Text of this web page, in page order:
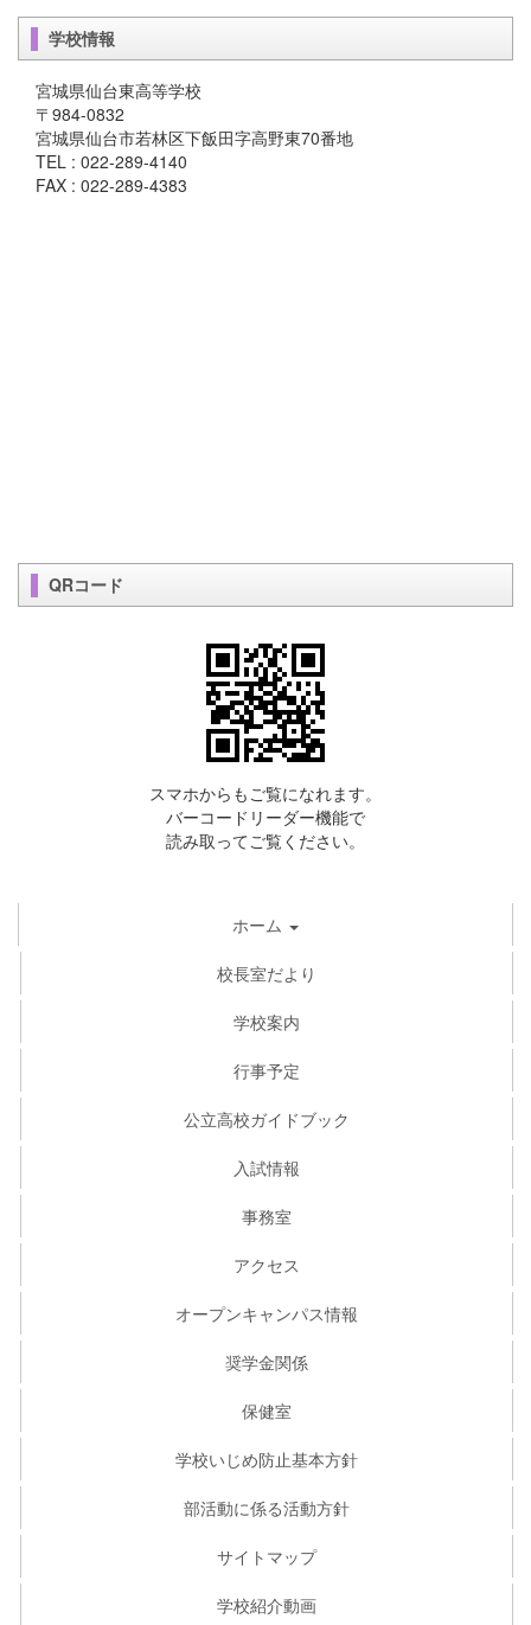
学校情報
宮城県仙台東高等学校
〒984-0832
宮城県仙台市若林区下飯田字高野東70番地
TEL : 022-289-4140
FAX : 022-289-4383
QRコード
スマホからもご覧になれます。
バーコードリーダー機能で
読み取ってご覧ください。
ホーム
校長室だより
学校案内
行事予定
公立高校ガイドブック
入試情報
事務室
アクセス
オープンキャンパス情報
奨学金関係
保健室
学校いじめ防止基本方針
部活動に係る活動方針
サイトマップ
学校紹介動画